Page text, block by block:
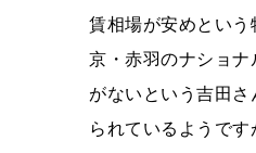
賃相場が安めとい
京・赤羽のナショ
がないという吉田
られているようで